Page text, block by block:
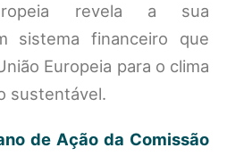
revela a sua
sistema financeiro que
Europeia para o clima
sustentável.
de Ação da Comissão